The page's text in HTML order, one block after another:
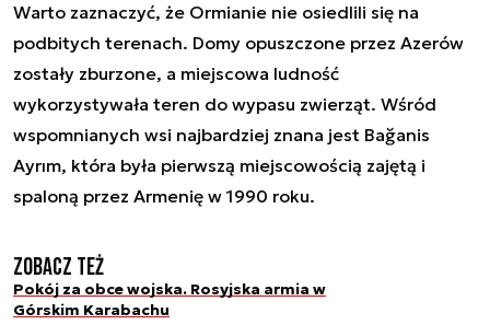
Warto zaznaczyć, że Ormianie nie osiedlili się na
podbitych terenach. Domy opuszczone przez Azerów
zostały zburzone, a miejscowa ludność
wykorzystywała teren do wypasu zwierząt. Wśród
wspomnianych wsi najbardziej znana jest Bağanis
Ayrım, która była pierwszą miejscowością zajętą i
spaloną przez Armenię w 1990 roku.
Zobacz też
Pokój za obce wojska. Rosyjska armia w
Górskim Karabachu